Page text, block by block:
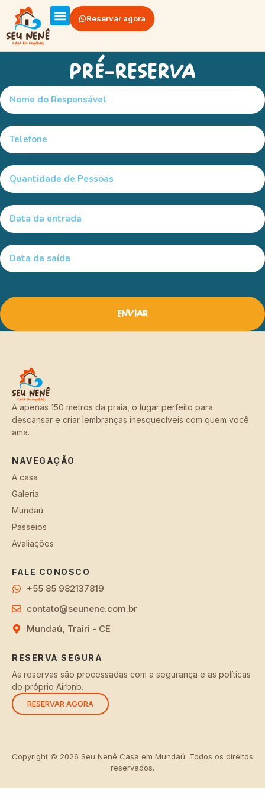
Reservar agora
Pré-reserva
Enviar
A apenas 150 metros da praia, o lugar perfeito para
descansar e criar lembranças inesquecíveis com quem você
ama.
NAVEGAÇÃO
A casa
Galeria
Mundaú
Passeios
Avaliações
FALE CONOSCO
+55 85 982137819
contato@seunene.com.br
Mundaú, Trairi - CE
RESERVA SEGURA
As reservas são processadas com a segurança e as políticas
do próprio Airbnb.
RESERVAR AGORA
Copyright © 2026 Seu Nenê Casa em Mundaú. Todos os direitos
reservados.